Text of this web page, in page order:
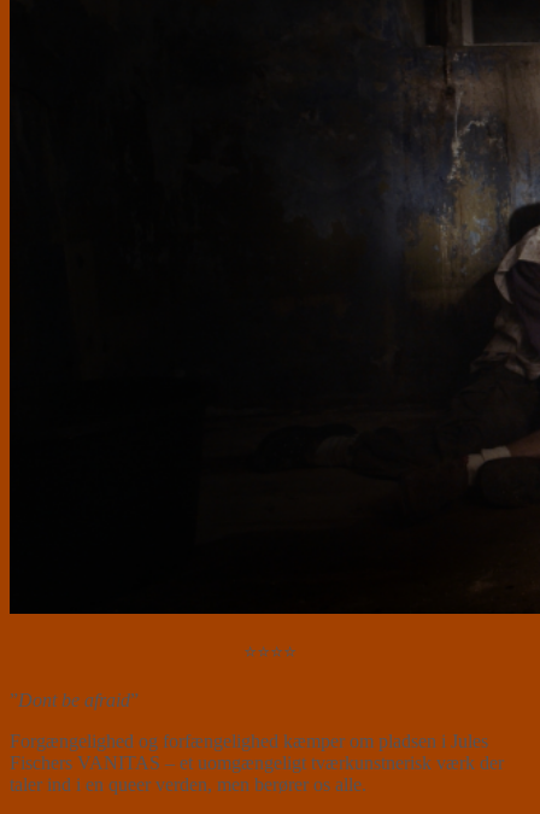
⭐⭐⭐⭐
”Dont be afraid”
Forgængelighed og forfængelighed kæmper om pladsen i Jules
Fischers VANITAS – et uomgængeligt tværkunstnerisk værk der
taler ind i en queer verden, men berører os alle.